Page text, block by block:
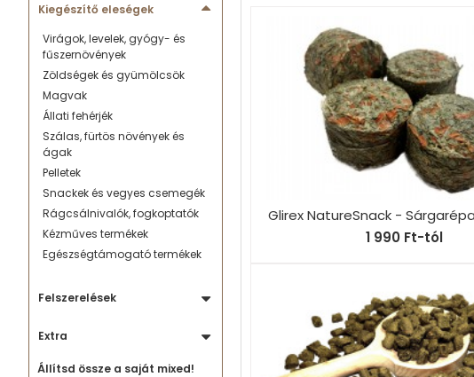
Kiegészítő eleségek
Virágok, levelek, gyógy- és
fűszernövények
Zöldségek és gyümölcsök
Magvak
Állati fehérjék
Szálas, fürtös növények és
ágak
Pelletek
Snackek és vegyes csemegék
Rágcsálnivalók, fogkoptatók
Kézműves termékek
Egészségtámogató termékek
Felszerelések
Extra
Állítsd össze a saját mixed!
Glirex NatureSnack -
1 990 Ft-tól